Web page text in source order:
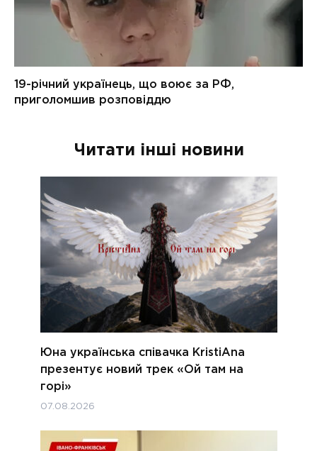
Читати інші новини
Юна українська співачка KristiAna
презентує новий трек «Ой там на
горі»
07.08.2026